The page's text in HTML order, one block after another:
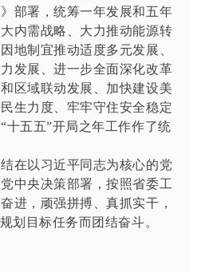
部署，统筹一年发展和五年
内需战略、大力推动能源转
地制宜推动适度多元发展、
发展、进一步全面深化改革
区域联动发展、加快建设美
生力度、牢牢守住安全稳定
十五五”开局之年工作作了统
以习近平同志为核心的党
中央决策部署，按照省委工
进，顽强拼搏、真抓实干，
划目标任务而团结奋斗。